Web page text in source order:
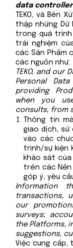
data
TEKO, và Bên
thập những Dữ
trong quá trình
trải nghiệm
các Sản Phẩm
các nguồn như:
TEKO, and our
Personal
providing
when you
consults, from
Thông tin
giao dịch, sử
vào các
trình/sự kiện
khảo sát của
trên các Nền
góp ý, yêu
Information
transactions,
our
surveys;
the Platforms,
suggestions,
Việc cung